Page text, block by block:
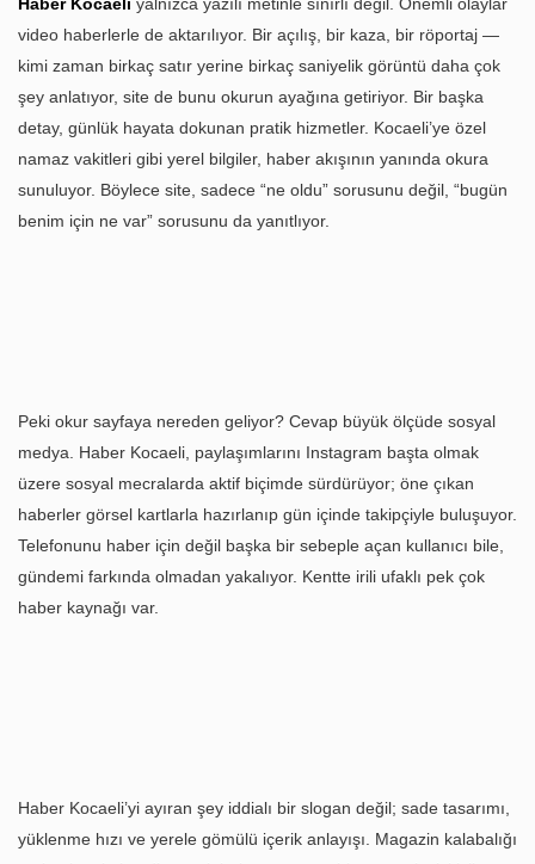
video haberlerle de aktarılıyor. Bir açılış, bir kaza, bir röportaj —
kimi zaman birkaç satır yerine birkaç saniyelik görüntü daha çok
şey anlatıyor, site de bunu okurun ayağına getiriyor. Bir başka
detay, günlük hayata dokunan pratik hizmetler. Kocaeli’ye özel
namaz vakitleri gibi yerel bilgiler, haber akışının yanında okura
sunuluyor. Böylece site, sadece “ne oldu” sorusunu değil, “bugün
benim için ne var” sorusunu da yanıtlıyor.
Peki okur sayfaya nereden geliyor? Cevap büyük ölçüde sosyal
medya. Haber Kocaeli, paylaşımlarını Instagram başta olmak
üzere sosyal mecralarda aktif biçimde sürdürüyor; öne çıkan
haberler görsel kartlarla hazırlanıp gün içinde takipçiyle buluşuyor.
Telefonunu haber için değil başka bir sebeple açan kullanıcı bile,
gündemi farkında olmadan yakalıyor. Kentte irili ufaklı pek çok
haber kaynağı var.
Haber Kocaeli’yi ayıran şey iddialı bir slogan değil; sade tasarımı,
yüklenme hızı ve yerele gömülü içerik anlayışı. Magazin kalabalığı